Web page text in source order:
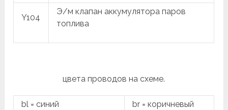
Y104
Э/м клапан аккумулятора паров
топлива
цвета проводов на схеме.
bl = синий br = коричневый